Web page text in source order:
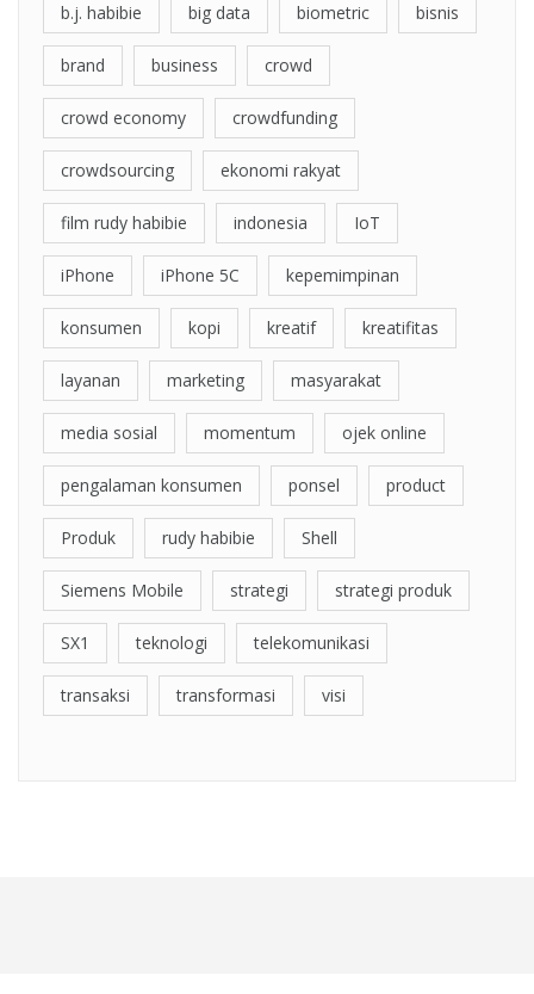
b.j. habibie big data biometric bisnis
brand business crowd
crowd economy crowdfunding
crowdsourcing ekonomi rakyat
film rudy habibie indonesia IoT
iPhone iPhone 5C kepemimpinan
konsumen kopi kreatif kreatifitas
layanan marketing masyarakat
media sosial momentum ojek online
pengalaman konsumen ponsel product
Produk rudy habibie Shell
Siemens Mobile strategi strategi produk
SX1 teknologi telekomunikasi
transaksi transformasi visi